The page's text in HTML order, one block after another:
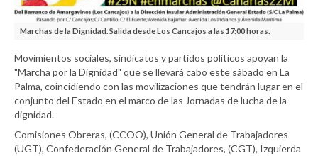
Marchas de la Dignidad. Salida desde Los Cancajos a las 17:00 horas.
Movimientos sociales, sindicatos y partidos políticos apoyan la
"Marcha por la Dignidad" que se llevará cabo este sábado en La
Palma, coincidiendo con las movilizaciones que tendrán lugar en el
conjunto del Estado en el marco de las Jornadas de lucha de la
dignidad.
Comisiones Obreras, (CCOO), Unión General de Trabajadores
(UGT), Confederación General de Trabajadores, (CGT), Izquierda